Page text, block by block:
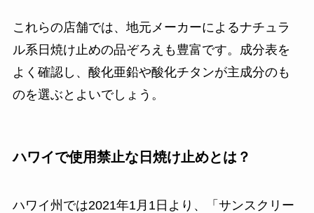
これらの店舗では、地元メーカーによるナチュラ
ル系日焼け止めの品ぞろえも豊富です。成分表を
よく確認し、酸化亜鉛や酸化チタンが主成分のも
のを選ぶとよいでしょう。
ハワイで使用禁止な日焼け止めとは？
ハワイ州では2021年1月1日より、「サンスクリー